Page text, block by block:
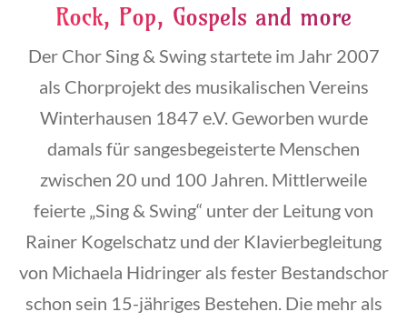
Rock, Pop, Gospels and more
Der Chor Sing & Swing startete im Jahr 2007
als Chorprojekt des musikalischen Vereins
Winterhausen 1847 e.V. Geworben wurde
damals für sangesbegeisterte Menschen
zwischen 20 und 100 Jahren. Mittlerweile
feierte „Sing & Swing“ unter der Leitung von
Rainer Kogelschatz und der Klavierbegleitung
von Michaela Hidringer als fester Bestandschor
schon sein 15-jähriges Bestehen. Die mehr als